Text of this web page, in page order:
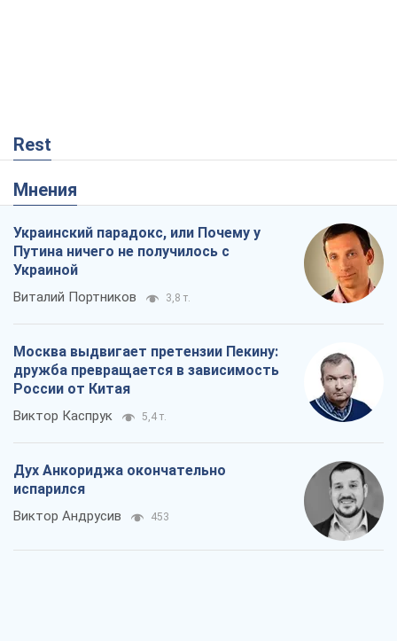
Rest
Мнения
Украинский парадокс, или Почему у
Путина ничего не получилось с
Украиной
Виталий Портников 3,8 т.
Москва выдвигает претензии Пекину:
дружба превращается в зависимость
России от Китая
Виктор Каспрук 5,4 т.
Дух Анкориджа окончательно
испарился
Виктор Андрусив 453